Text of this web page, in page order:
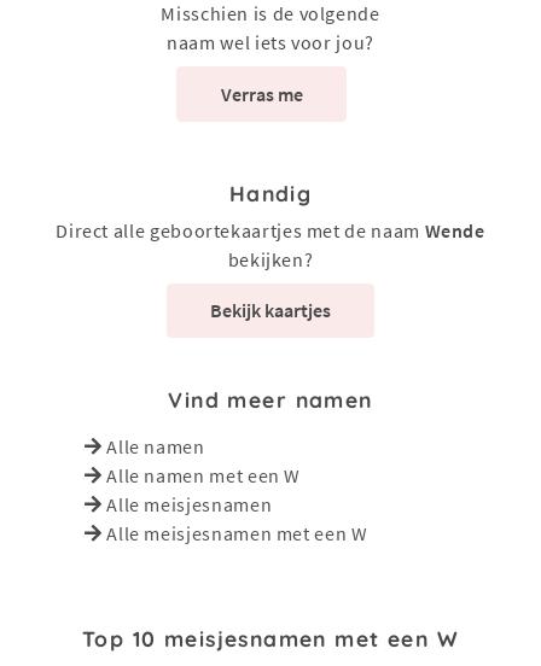
Misschien is de volgende
naam wel iets voor jou?
Verras me
Handig
Direct alle geboortekaartjes met de naam Wende
bekijken?
Bekijk kaartjes
Vind meer namen
Alle namen
Alle namen met een W
Alle meisjesnamen
Alle meisjesnamen met een W
Top 10 meisjesnamen met een W